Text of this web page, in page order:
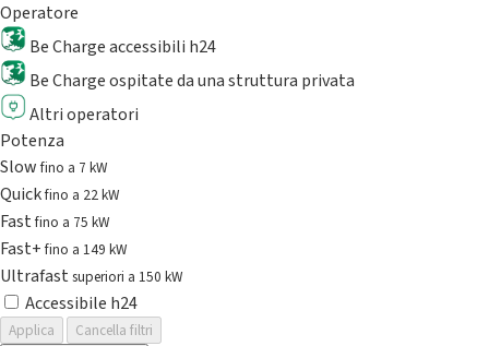
Operatore
Be Charge accessibili h24
Be Charge ospitate da una struttura privata
Altri operatori
Potenza
Slowfino a 7 kW
Quickfino a 22 kW
Fastfino a 75 kW
Fast+fino a 149 kW
Ultrafast superiori a 150 kW
Accessibile h24
Applica
Cancella filtri